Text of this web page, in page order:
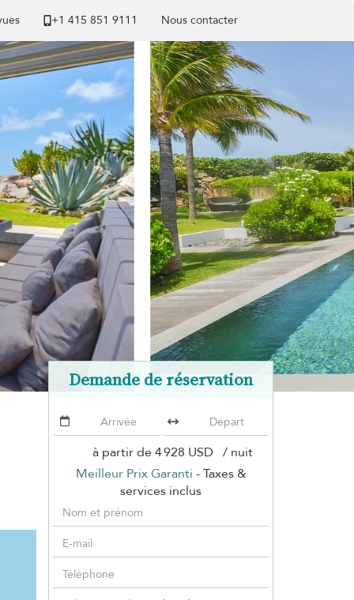
+1 ​415 851 9111 Nous contacter
Demande de réservation
à partir de4 928 USD / nuit
Meilleur Prix Garanti - Taxes &
services inclus